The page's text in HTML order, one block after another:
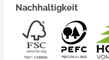
Nachhaltigkeit